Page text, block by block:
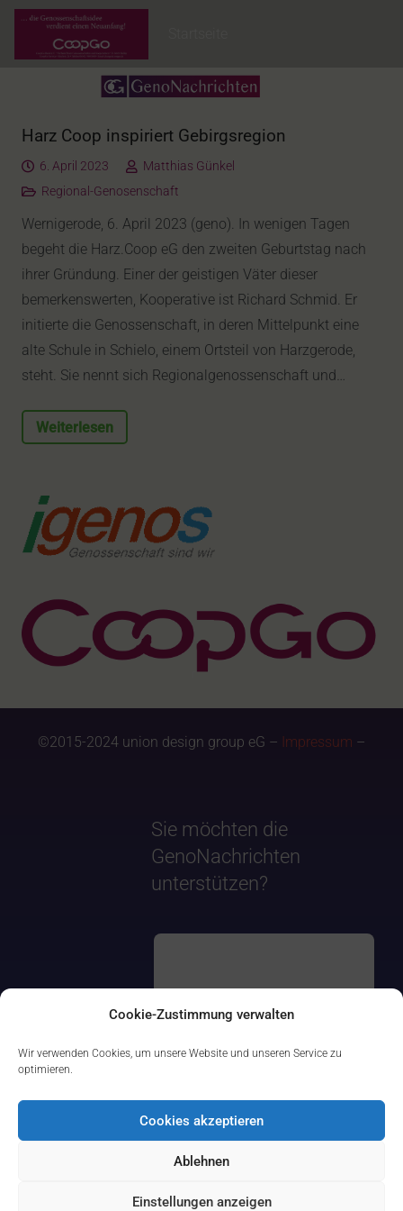
Cookie-Zustimmung verwalten
Wir verwenden Cookies, um unsere Website und unseren Service zu
optimieren.
Cookies akzeptieren
Ablehnen
Einstellungen anzeigen
Harz Coop inspiriert Gebirgsregion
6. April 2023
Matthias Günkel
Regional-Genosenschaft
Wernigerode, 6. April 2023 (geno). In wenigen Tagen
begeht die Harz.Coop eG den zweiten Geburtstag nach
ihrer Gründung. Einer der geistigen Väter dieser
bemerkenswerten, Kooperative ist Richard Schmid. Er
initierte die Genossenschaft, in deren Mittelpunkt eine
alte Schule in Schielo, einem Ortsteil von Harzgerode,
steht. Sie nennt sich Regionalgenossenschaft und…
Weiterlesen
©2015-2024 union design group eG – Impressum –
Sie möchten die
GenoNachrichten
unterstützen?